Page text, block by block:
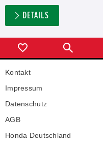
DETAILS
Kontakt
Impressum
Datenschutz
AGB
Honda Deutschland